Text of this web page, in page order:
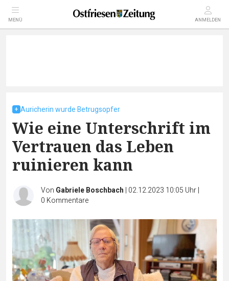
MENÜ ANMELDEN
Auricherin wurde Betrugsopfer
Wie eine Unterschrift im
Vertrauen das Leben
ruinieren kann
Von Gabriele Boschbach | 02.12.2023 10:05 Uhr|
0 Kommentare